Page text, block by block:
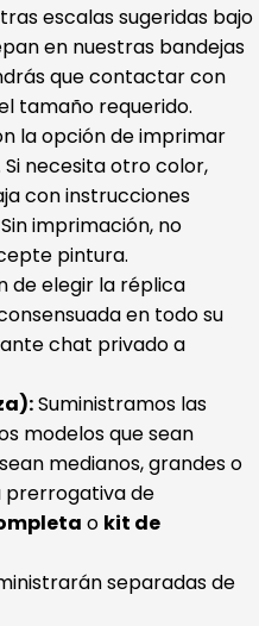
escalas sugeridas bajo
en nuestras bandejas
que contactar con
tamaño requerido.
la opción de imprimar
necesita otro color,
con instrucciones
imprimación, no
pintura.
de elegir la réplica
en todo su
chat privado a
Suministramos las
modelos que sean
medianos, grandes o
prerrogativa de
o kit de
separadas de